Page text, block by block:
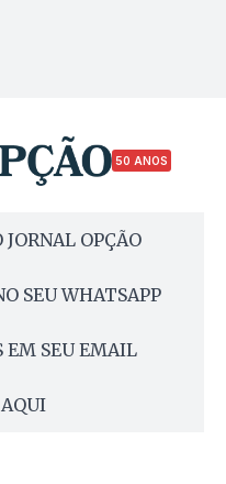
50 ANOS
OPÇÃO
SEU WHATSAPP
EM SEU EMAIL